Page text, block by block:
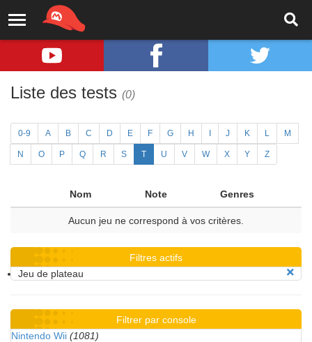
Liste des tests (0)
0-9 A B C D E F G H J K L M
N O P Q R S T U V W X Y Z
Nom Note Genres
Aucun jeu ne correspond à vos critères.
Filtres actifs
Jeu de plateau
Filtrer par console
Nintendo Wii (1081)